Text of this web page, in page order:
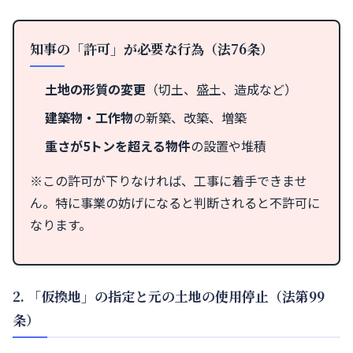
知事の「許可」が必要な行為（法76条）
土地の形質の変更 （切土、盛土、造成など）
建築物・工作物の新築、改築、増築
重さが5トンを超える物件の設置や堆積
※この許可が下りなければ、工事に着手できませ
ん。特に事業の妨げになると判断されると不許可に
なります。
2. 「仮換地」の指定と元の土地の使用停止（法第99
条）